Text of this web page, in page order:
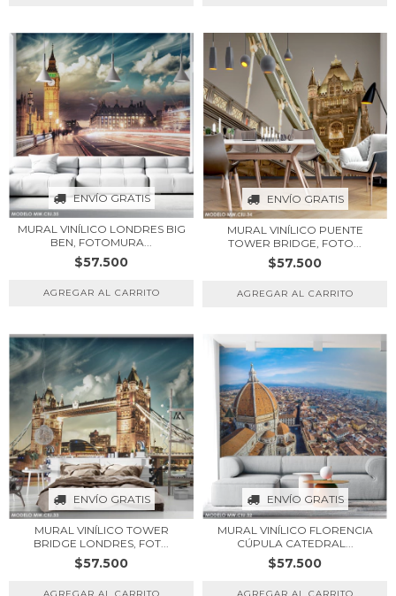
ENVÍO GRATIS
MURAL VINÍLICO LONDRES BIG
BEN, FOTOMURA...
$57.500
ENVÍO GRATIS
MURAL VINÍLICO PUENTE
TOWER BRIDGE, FOTO...
$57.500
ENVÍO GRATIS
MURAL VINÍLICO TOWER
BRIDGE LONDRES, FOT...
$57.500
ENVÍO GRATIS
MURAL VINÍLICO FLORENCIA
CÚPULA CATEDRAL...
$57.500